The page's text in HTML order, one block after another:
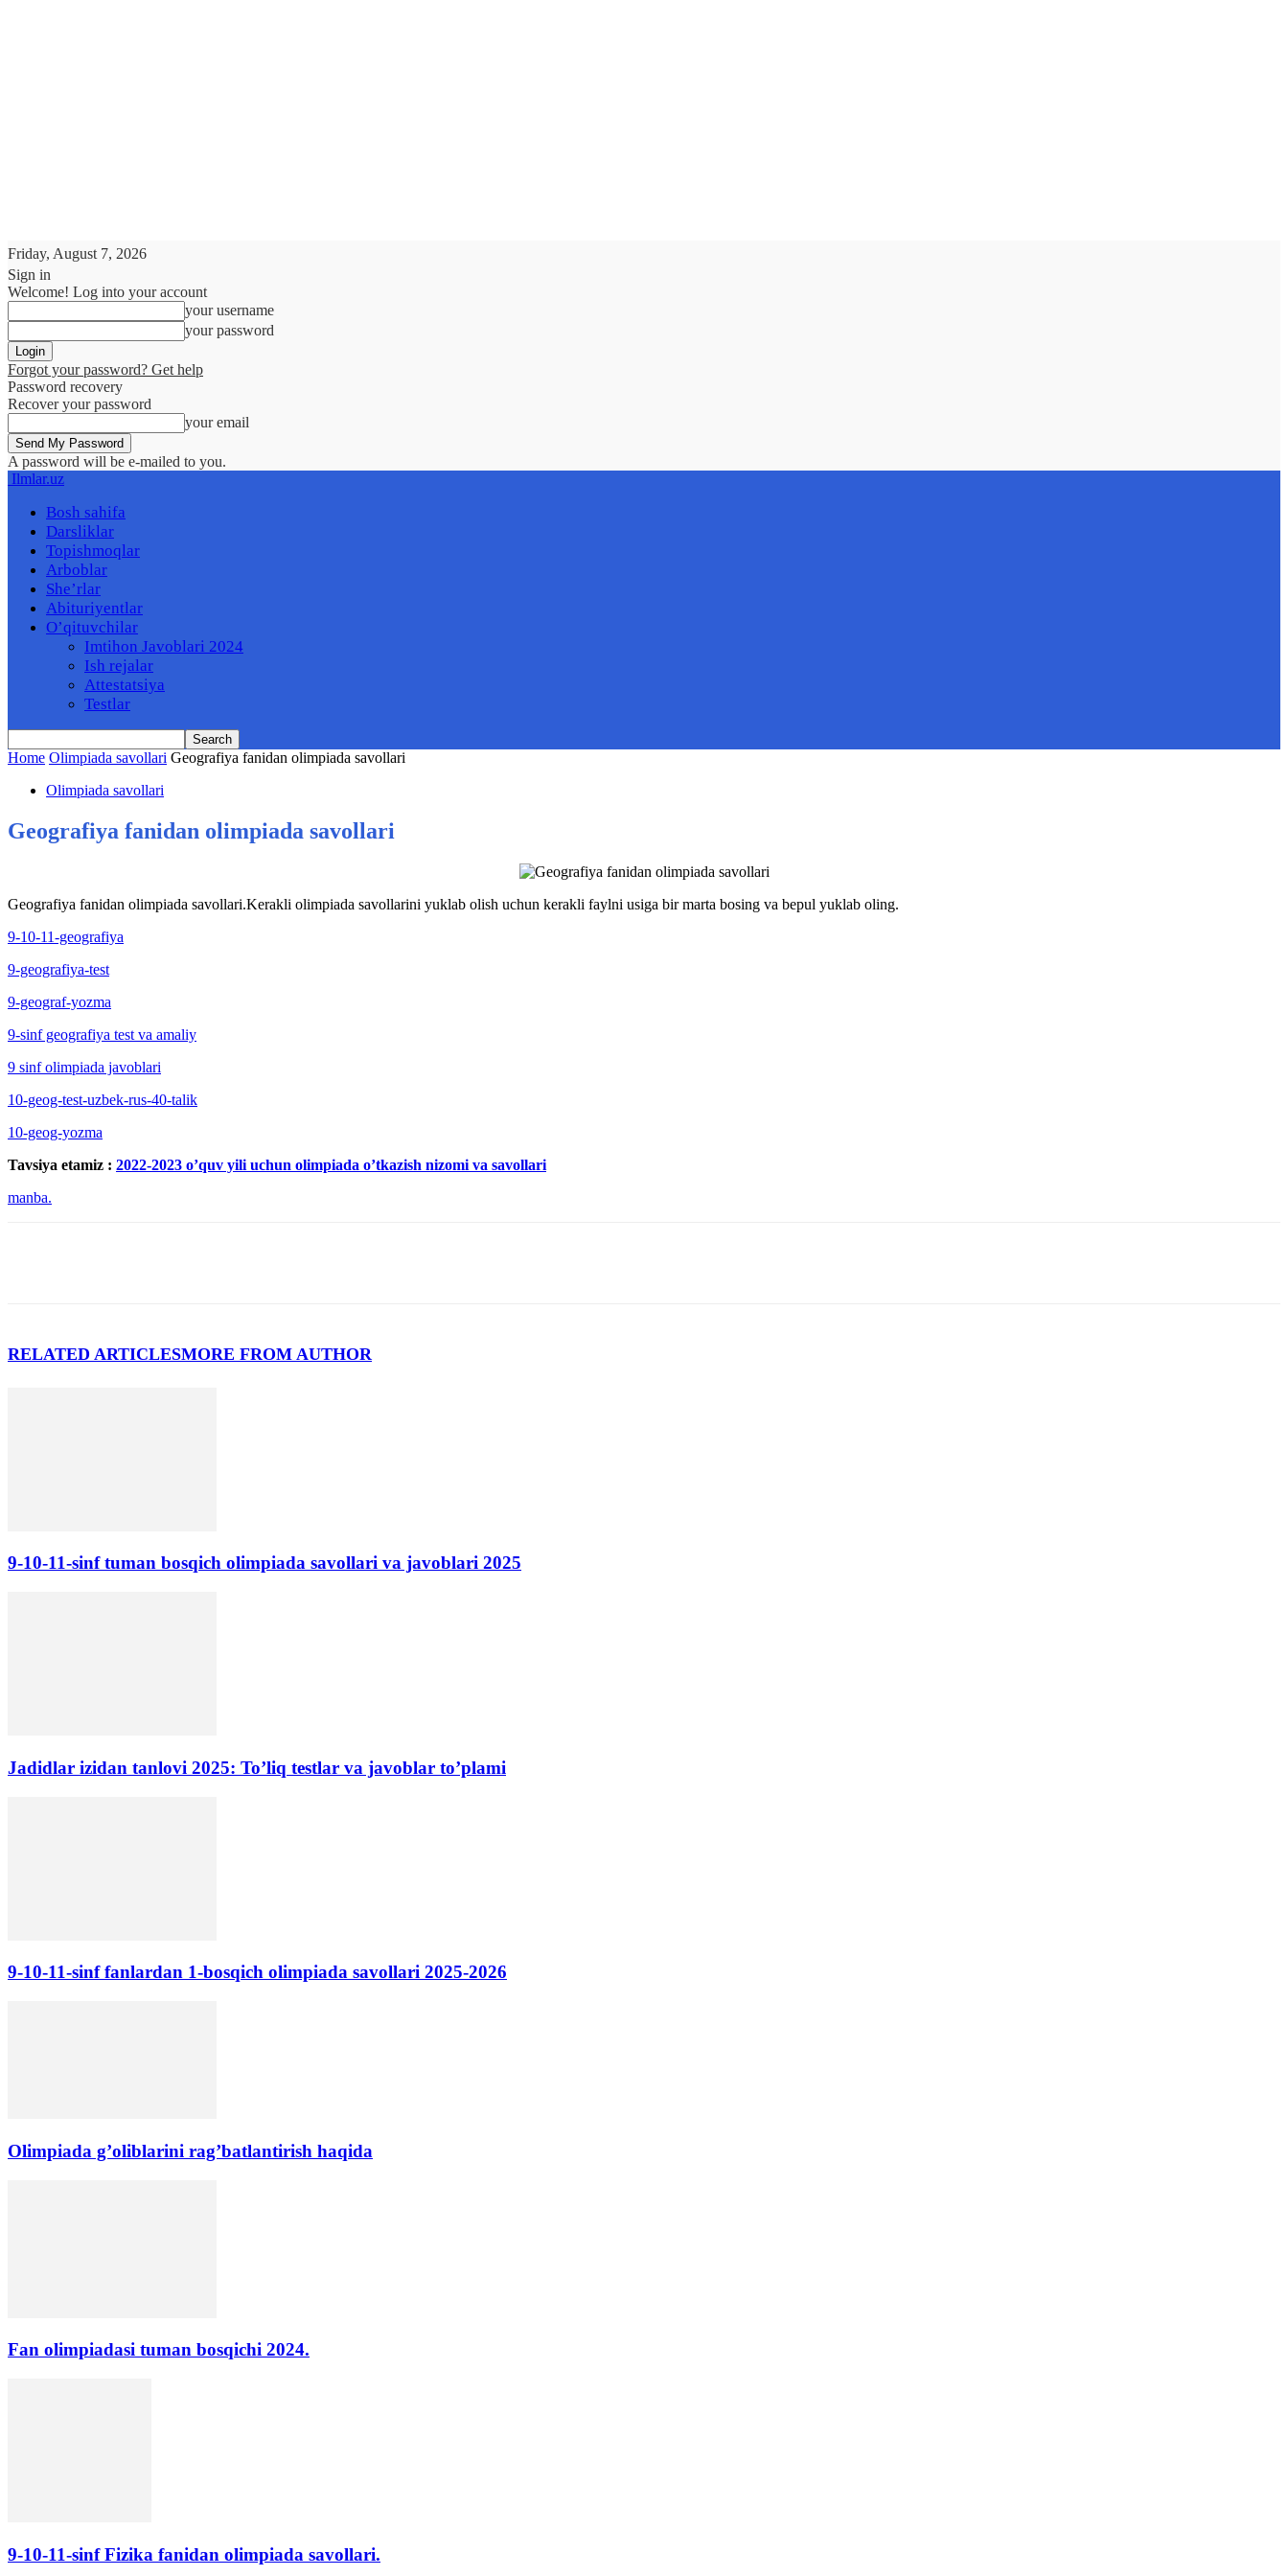
Friday, August 7, 2026
Sign in
Welcome! Log into your account
your username
your password
Forgot your password? Get help
Password recovery
Recover your password
your email
A password will be e-mailed to you.
Ilmlar.uz
Bosh sahifa
Darsliklar
Topishmoqlar
Arboblar
She’rlar
Abituriyentlar
O’qituvchilar
Imtihon Javoblari 2024
Ish rejalar
Attestatsiya
Testlar
Home Olimpiada savollari Geografiya fanidan olimpiada savollari
Olimpiada savollari
Geografiya fanidan olimpiada savollari
Geografiya fanidan olimpiada savollari.Kerakli olimpiada savollarini yuklab olish uchun kerakli faylni usiga bir marta bosing va bepul yuklab oling.
9-10-11-geografiya
9-geografiya-test
9-geograf-yozma
9-sinf geografiya test va amaliy
9 sinf olimpiada javoblari
10-geog-test-uzbek-rus-40-talik
10-geog-yozma
Tavsiya etamiz : 2022-2023 o’quv yili uchun olimpiada o’tkazish nizomi va savollari
manba.
RELATED ARTICLESMORE FROM AUTHOR
9-10-11-sinf tuman bosqich olimpiada savollari va javoblari 2025
Jadidlar izidan tanlovi 2025: To’liq testlar va javoblar to’plami
9-10-11-sinf fanlardan 1-bosqich olimpiada savollari 2025-2026
Olimpiada g’oliblarini rag’batlantirish haqida
Fan olimpiadasi tuman bosqichi 2024.
9-10-11-sinf Fizika fanidan olimpiada savollari.